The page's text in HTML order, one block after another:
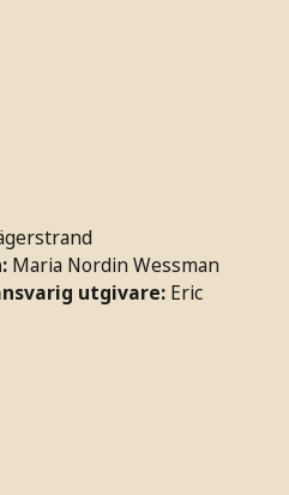
Maria Nordin Wessman
utgivare: Eric